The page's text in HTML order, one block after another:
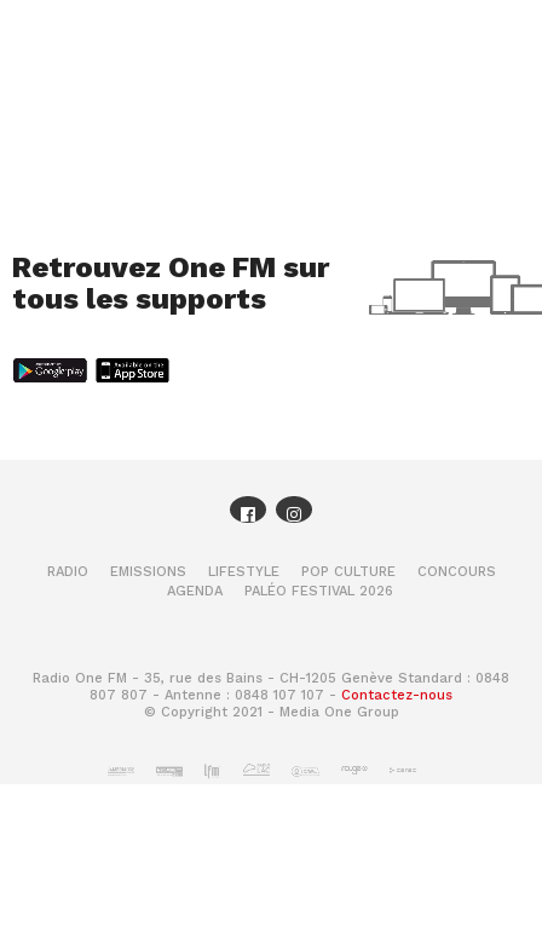
Retrouvez One FM sur
tous les supports
RADIO EMISSIONS LIFESTYLE POP CULTURE
CONCOURS
AGENDA
PALÉO FESTIVAL 2026
Radio One FM - 35, rue des Bains - CH-1205 Genève Standard : 0848
807 807 - Antenne : 0848 107 107 - Contactez-nous
© Copyright 2021 - Media One Group